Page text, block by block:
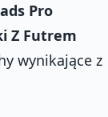
Pro
Z Futrem
wynikające z